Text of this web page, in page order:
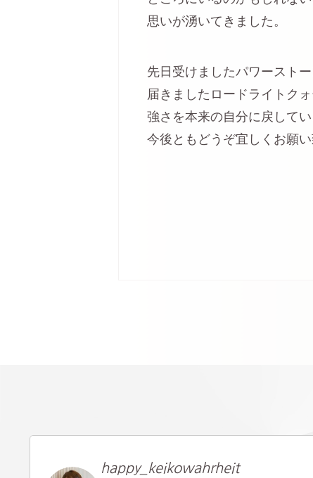
思いが湧いてきました。
先日受けましたパワースト
届きましたロードライトク
強さを本来の自分に戻してい
今後ともどうぞ宜しくお願い
happy_keikowahrheit